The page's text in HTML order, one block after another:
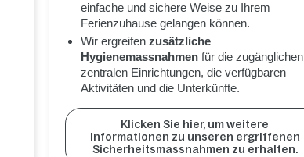
einfache und sichere Weise zu Ihrem
Ferienzuhause gelangen können.
Wir ergreifenzusätzliche
Hygienemassnahmenfür die zugänglichen
zentralen Einrichtungen, die verfügbaren
Aktivitäten und die Unterkünfte.
Klicken Sie hier, um weitere
Informationen zu unseren ergriffenen
Sicherheitsmassnahmen zu erhalten.